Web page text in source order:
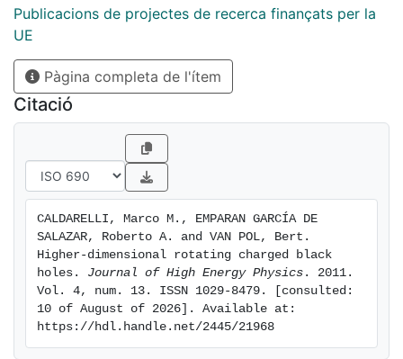
compare to, their properties in the appropriate regime
are reproduced precisely by our solutions. The
analysis of blackfolds with string charges requires the
formulation of the dynamics of anisotropic fluids with
conserved string-number currents, which is new, and is
carried out in detail for perfect fluids. Finally, our
results indicate new instabilities of near-extremal,
slowly rotating charged black holes, and motivate
conjectures about topological constraints on dipole
Publicacions de projectes de recerca finançats per la
UE
Pàgina completa de l'ítem
Citació
CALDARELLI, Marco M., EMPARAN GARCÍA DE
SALAZAR, Roberto A. and VAN POL, Bert.
Higher-dimensional rotating charged black
holes. Journal of High Energy Physics . 2011.
Vol. 4, num. 13. ISSN 1029-8479. [consulted:
10 of August of 2026]. Available at:
https://hdl.handle.net/2445/21968